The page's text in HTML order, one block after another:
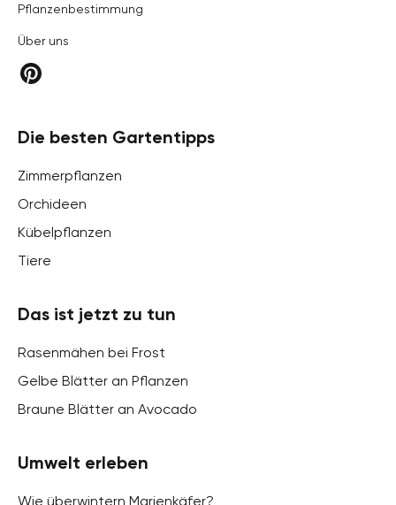
Pflanzenbestimmung
Über uns
Die besten Gartentipps
Zimmerpflanzen
Orchideen
Kübelpflanzen
Tiere
Das ist jetzt zu tun
Rasenmähen bei Frost
Gelbe Blätter an Pflanzen
Braune Blätter an Avocado
Umwelt erleben
Wie überwintern Marienkäfer?